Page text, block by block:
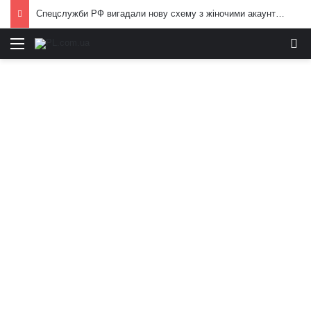
Спецслужби РФ вигадали нову схему з жіночими акаунтами в Україні: як виманюють військових
Меню